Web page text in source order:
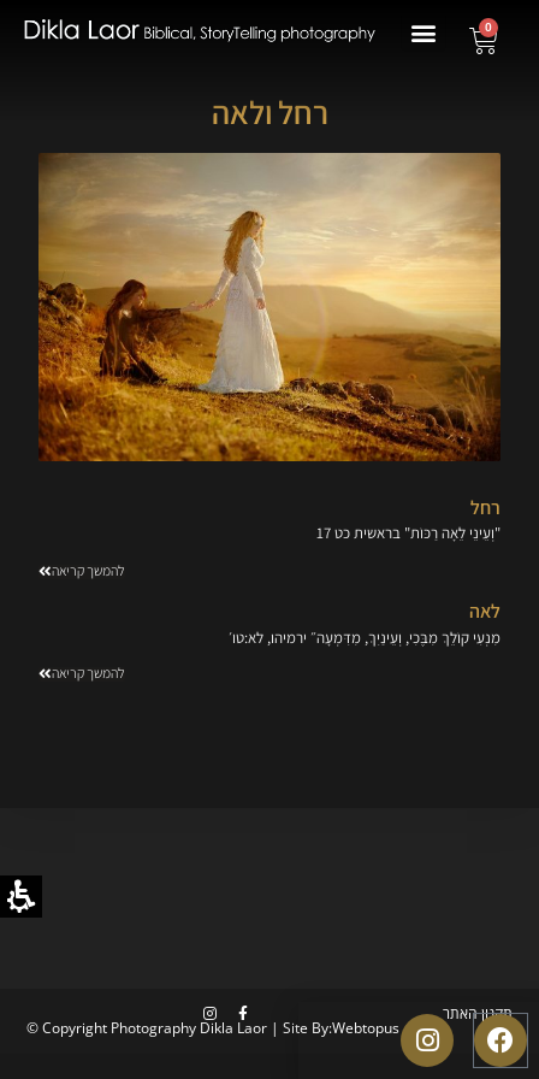
0
רחל ולאה
רחל
"וְעֵינֵי לֵאָה רַכּוֹת" בראשית כט 17
להמשך קריאה
לאה
מִנְעִי קוֹלֵךְ מִבֶּכִי, וְעֵינַיִךְ, מִדִּמְעָה״ ירמיהו, לא:טו׳
להמשך קריאה
תקנון האתר
© Copyright Photography Dikla Laor | Site By:Webtopus